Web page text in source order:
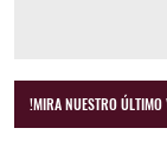
!MIRA NUESTRO ÚLTIMO